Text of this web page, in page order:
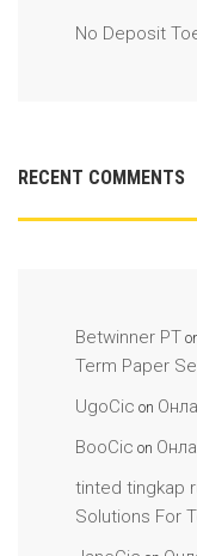
No Deposit
RECENT COMMENTS
Betwinner PT
Term Paper
UgoCic on
BooCic on
tinted tingkap
Solutions For